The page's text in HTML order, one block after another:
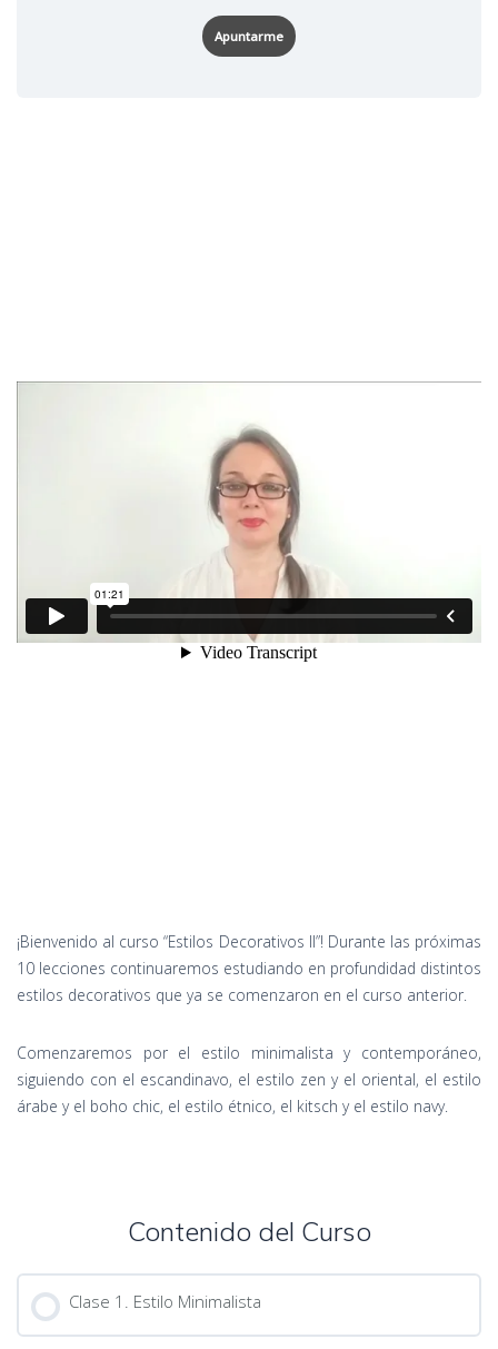
Apuntarme
¡Bienvenido al curso “Estilos Decorativos II”! Durante las próximas
10 lecciones continuaremos estudiando en profundidad distintos
estilos decorativos que ya se comenzaron en el curso anterior.
Comenzaremos por el estilo minimalista y contemporáneo,
siguiendo con el escandinavo, el estilo zen y el oriental, el estilo
árabe y el boho chic, el estilo étnico, el kitsch y el estilo navy.
Contenido del Curso
Clase 1. Estilo Minimalista